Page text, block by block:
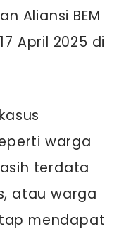
Aliansi BEM
April 2025 di
warga
terdata
atau warga
mendapat